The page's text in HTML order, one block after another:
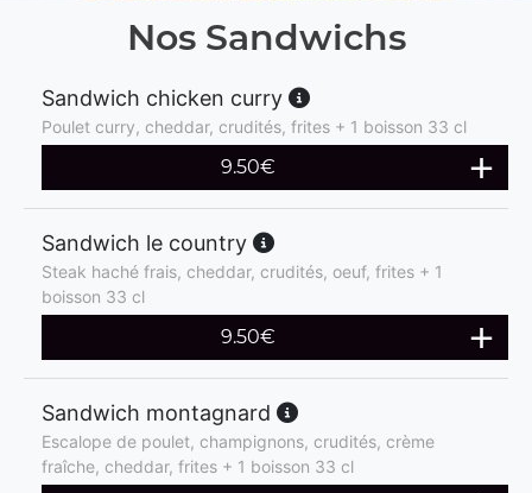
Nos Sandwichs
Sandwich chicken curry
Poulet curry, cheddar, crudités, frites + 1 boisson 33 cl
9.50€
Sandwich le country
Steak haché frais, cheddar, crudités, oeuf, frites + 1
boisson 33 cl
9.50€
Sandwich montagnard
Escalope de poulet, champignons, crudités, crème
fraîche, cheddar, frites + 1 boisson 33 cl